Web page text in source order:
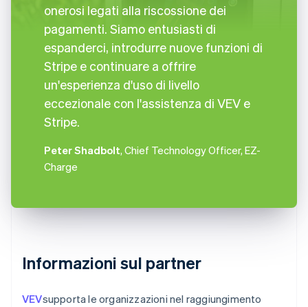
onerosi legati alla riscossione dei
pagamenti. Siamo entusiasti di
espanderci, introdurre nuove funzioni di
Stripe e continuare a offrire
un'esperienza d'uso di livello
eccezionale con l'assistenza di VEV e
Stripe.
Peter Shadbolt, Chief Technology Officer, EZ-
Charge
Informazioni sul partner
VEVsupporta le organizzazioni nel raggiungimento